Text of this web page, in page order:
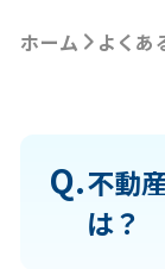
ホーム よくあ
Q.不動
は？